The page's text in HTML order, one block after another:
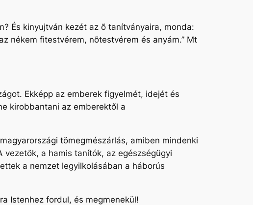
És kinyujtván kezét az õ tanítványaira, monda:
nékem fitestvérem, nõtestvérem és anyám.” Mt
Ekképp az emberek figyelmét, idejét és
kirobbantani az emberektől a
tömegmészárlás, amiben mindenki
a hamis tanítók, az egészségügyi
a nemzet legyilkolásában a háborús
Istenhez fordul, és megmenekül!